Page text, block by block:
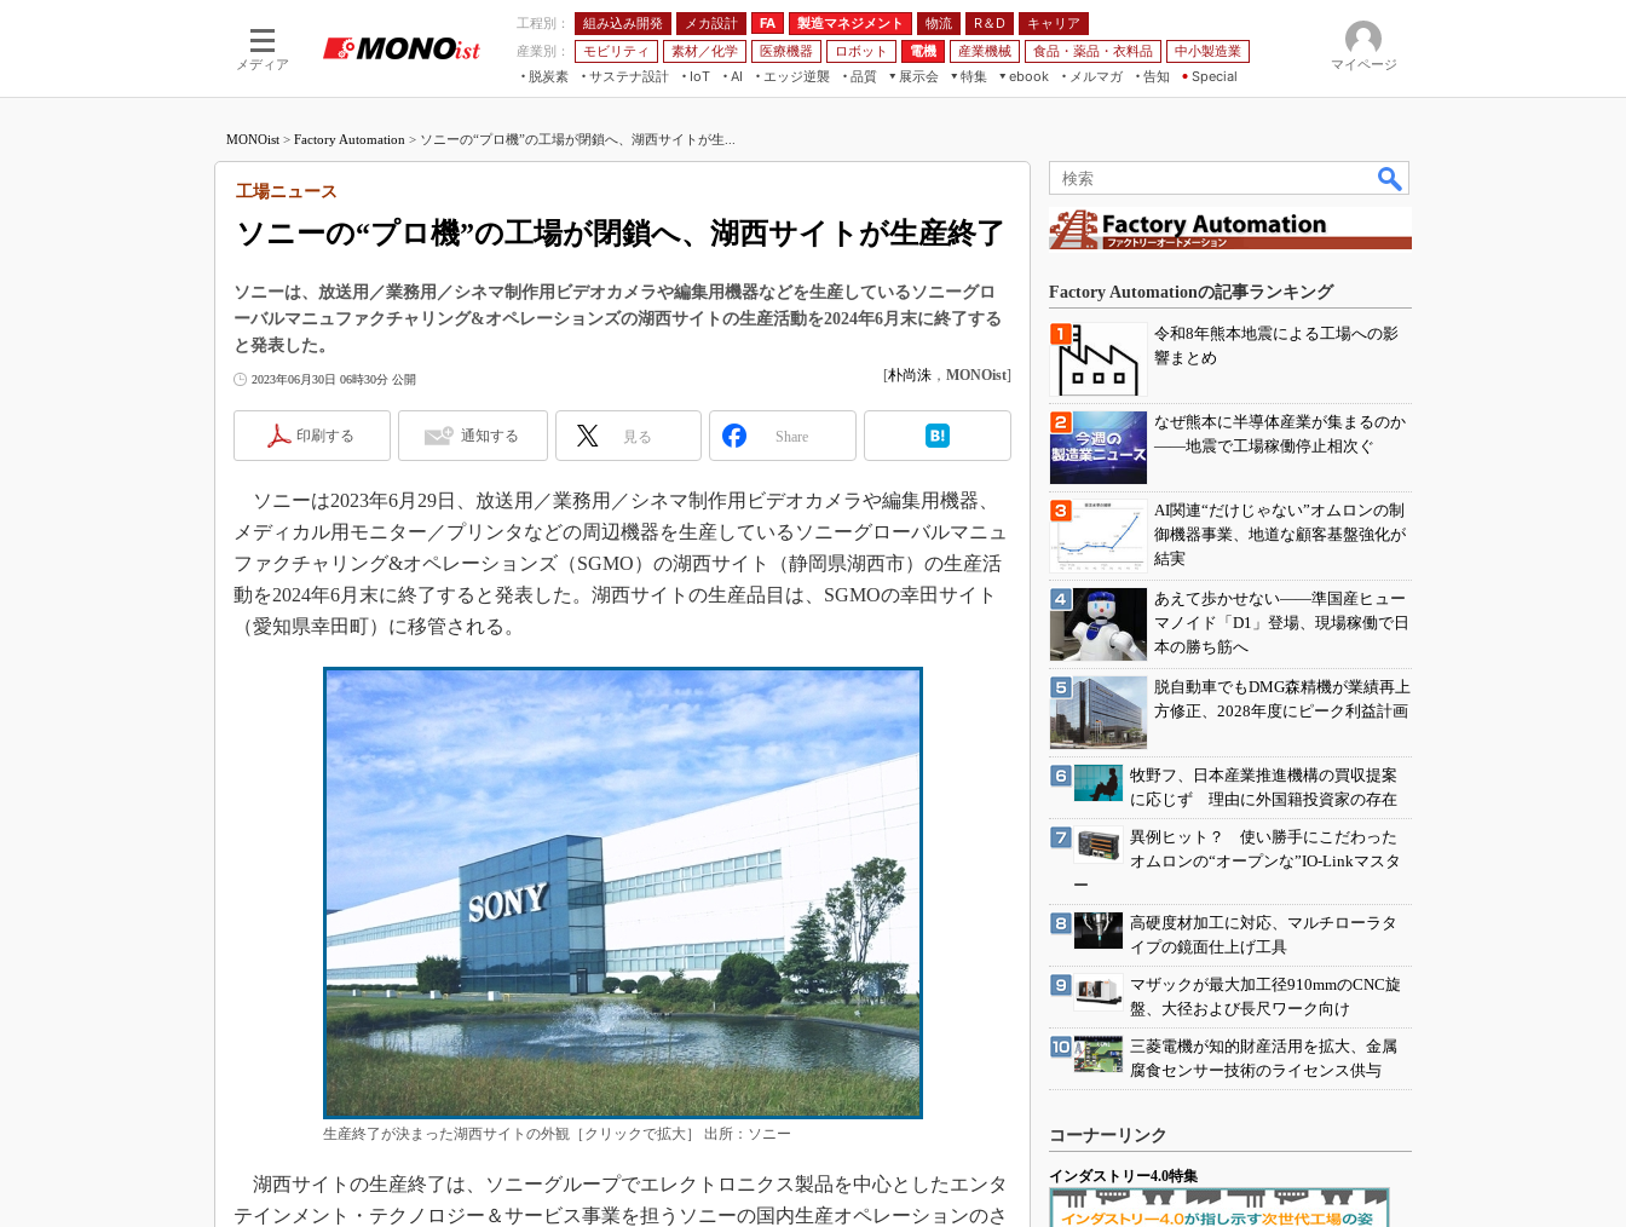
メディア
工程別： 組み込み開発 メカ設計 FA 製造マネジメント 物流 R＆D
キャリア
産業別：
モビリティ 素材／化学 医療機器 ロボット 電機 産業機械 食品・薬品・衣料品
中小製造業
脱炭素
サステナ設計
IoT
つながる工場
AI
AI×設備保全
エッジ逆襲 品質
展示会
JIMTOF
IIFES
ジャパンモビリティショー
スマート工場EXPO
EdgeTech+
日本ものづくりワールド
AUTOMOTIVE WORLD
産業オープンネット展
特集
つながるクルマ
VR／AR
フィールドサービス
FPGA
組み込み画像技術
車載ソフト開発
無償設計ツール
デジタルツインとCAE
イノベーション
製造業ビッグデータ
メイドインジャパン
植物工場
知財マネジメント
海外生産
グローバル設計・開発
制御セキュリティ
新型コロナへの対応
ebook
FA
モビリティ
素材／化学
メルマガ
告知 Special
マイページ
MONOist > Factory Automation > ソニーの“プロ機”の工場が閉鎖へ、湖西サイトが生...
ソニーの“プロ機”の工場が閉鎖へ、湖西サイトが生産終了
工場ニュース
ソニーは、放送用／業務用／シネマ制作用ビデオカメラや編集用機器などを生産しているソニーグロ
ーバルマニュファクチャリング&オペレーションズの湖西サイトの生産活動を2024年6月末に終了する
と発表した。
2023年06月30日 06時30分 公開 [朴尚洙 ， MONOist]
印刷する 通知する 見る Share
ソニーは2023年6月29日、放送用／業務用／シネマ制作用ビデオカメラや編集用機器、
メディカル用モニター／プリンタなどの周辺機器を生産しているソニーグローバルマニュ
ファクチャリング&オペレーションズ（SGMO）の湖西サイト（静岡県湖西市）の生産活
動を2024年6月末に終了すると発表した。湖西サイトの生産品目は、SGMOの幸田サイト
（愛知県幸田町）に移管される。
生産終了が決まった湖西サイトの外観［クリックで拡大］ 出所：ソニー
湖西サイトの生産終了は、ソニーグループでエレクトロニクス製品を中心としたエンタ
テインメント・テクノロジー＆サービス事業を担うソニーの国内生産オペレーションのさ
Factory Automationの記事ランキング
令和8年熊本地震による工場への影
響まとめ
なぜ熊本に半導体産業が集まるのか
――地震で工場稼働停止相次ぐ
AI関連“だけじゃない”オムロンの制
御機器事業、地道な顧客基盤強化が
結実
あえて歩かせない――準国産ヒュー
マノイド「D1」登場、現場稼働で日
本の勝ち筋へ
脱自動車でもDMG森精機が業績再上
方修正、2028年度にピーク利益計画
牧野フ、日本産業推進機構の買収提案
に応じず 理由に外国籍投資家の存在
異例ヒット？ 使い勝手にこだわった
オムロンの“オープンな”IO-Linkマスタ
ー
高硬度材加工に対応、マルチローラタ
イプの鏡面仕上げ工具
マザックが最大加工径910mmのCNC旋
盤、大径および長尺ワーク向け
三菱電機が知的財産活用を拡大、金属
腐食センサー技術のライセンス供与
コーナーリンク
インダストリー4.0特集